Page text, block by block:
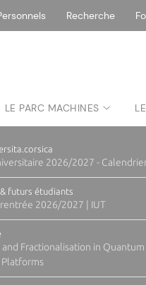
Recherche
LE PARC MACHINES
Cancellieri |
2026/2027 -
futurs étudiants
2026/2027 | IUT
Fractionalisation in